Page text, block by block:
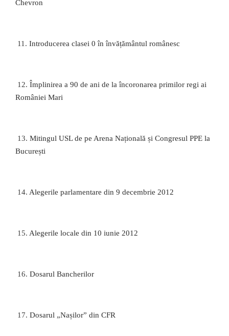
Chevron
11. Introducerea clasei 0 în învățământul românesc
12. Împlinirea a 90 de ani de la încoronarea primilor regi ai
României Mari
13. Mitingul USL de pe Arena Națională și Congresul PPE la
București
14. Alegerile parlamentare din 9 decembrie 2012
15. Alegerile locale din 10 iunie 2012
16. Dosarul Bancherilor
17. Dosarul „Nașilor” din CFR